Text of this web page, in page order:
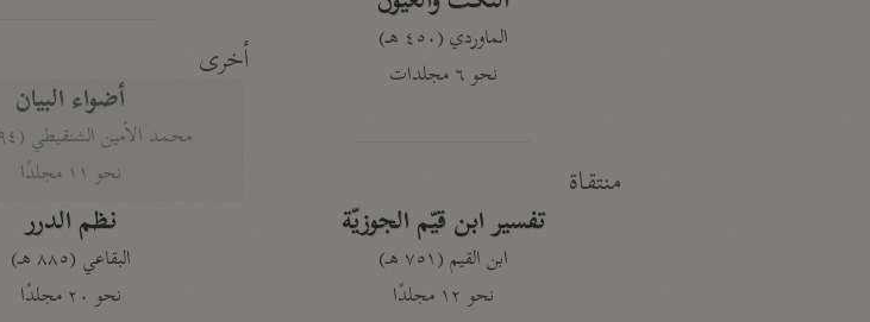
الماوردي (٤٥٠ هـ)
نحو ٦ مجلدات
منتقاة
تفسير ابن قيّم الجوزيّة
ابن القيم (٧٥١ هـ)
نحو ١٢ مجلدًا
أخرى
أضواء البيان
محمد الأمين الشنقيطي (١٣٩٤ هـ)
نحو ١١ مجلدًا
نظم الدرر
البقاعي (٨٨٥ هـ)
نحو ٢٠ مجلدًا